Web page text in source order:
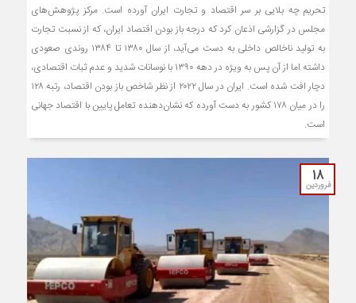
تحریم چه بلایی بر سر اقتصاد و تجارت ایران آورده است. مرکز پژوهش‌های
مجلس در گزارشی اذعان کرد که درجه باز بودن اقتصاد ایران، که از نسبت تجارت
به تولید ناخالص داخلی به دست می‌آید، از سال ۱۳۸۰ تا ۱۳۸۴ روندی صعودی
داشته اما از آن پس به ویژه در دهه ۱۳۹۰ با نوسانات شدید و عدم ثبات اقتصادی،
دچار افت شده است. ایران در سال ۲۰۲۲ از نظر شاخص باز بودن اقتصاد، رتبه ۱۲۸
را در میان ۱۷۸ کشور به دست آورده که نشان‌دهنده تعامل پایین با اقتصاد جهانی
است.
۱۸
فروردین